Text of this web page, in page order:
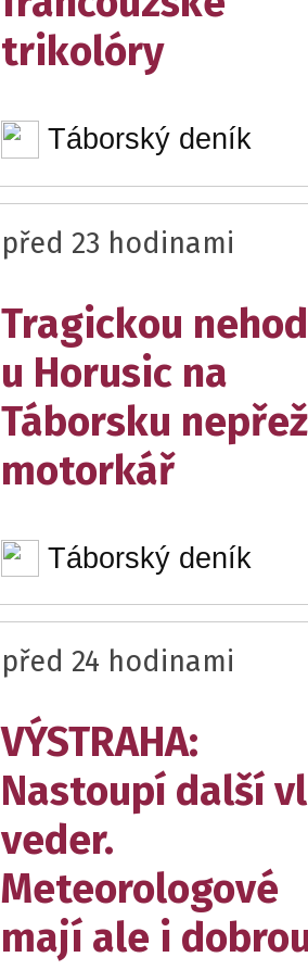
trikolóry
Táborský deník
před 23 hodinami
Tragickou
u Horusic na
Táborsku
motorkář
Táborský deník
před 24 hodinami
VÝSTRAHA:
Nastoupí další
veder.
Meteorologové
mají ale i